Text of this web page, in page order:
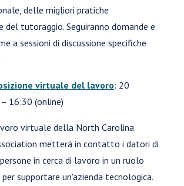
delle migliori pratiche
del tutoraggio. Seguiranno domande e
a sessioni di discussione specifiche
virtuale del lavoro: 20
16:30 (online)
virtuale della North Carolina
metterà in contatto i datori di
in cerca di lavoro in un ruolo
supportare un'azienda tecnologica.